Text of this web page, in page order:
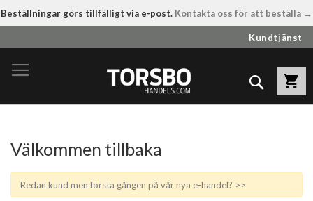
Beställningar görs tillfälligt via e-post. Kontakta oss för att beställa →
till
innehållet
Kundtjänst
Sök
Välkommen tillbaka
Redan kund men första gången på vår nya e-handel? >>